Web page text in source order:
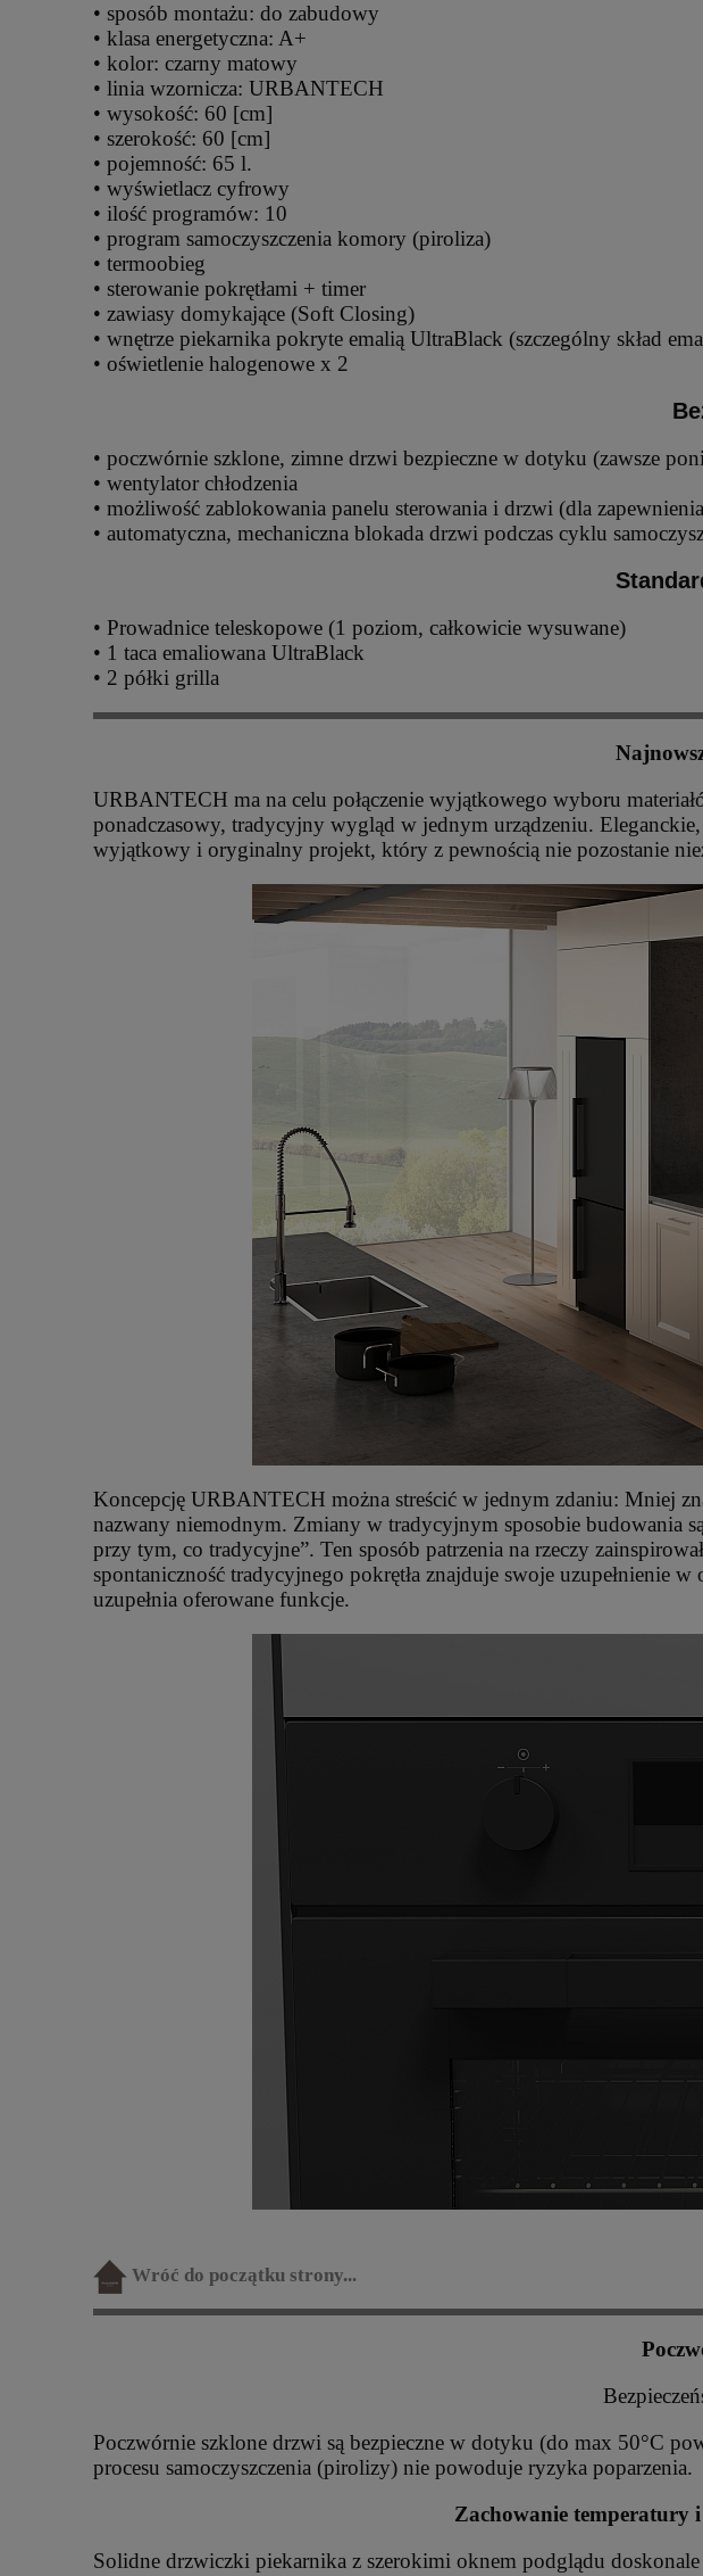
• sposób montażu: do zabudowy
• klasa energetyczna: A+
• kolor: czarny matowy
• linia wzornicza: URBANTECH
• wysokość: 60 [cm]
• szerokość: 60 [cm]
• pojemność: 65 l.
• wyświetlacz cyfrowy
• ilość programów: 10
• program samoczyszczenia komory (piroliza)
• termoobieg
• sterowanie pokrętłami + timer
• zawiasy domykające (Soft Closing)
• wnętrze piekarnika pokryte emalią UltraBlack (szczególny skład
• oświetlenie halogenowe x 2
• poczwórnie szklone, zimne drzwi bezpieczne w dotyku (zawsze
• wentylator chłodzenia
• możliwość zablokowania panelu sterowania i drzwi (dla
• automatyczna, mechaniczna blokada drzwi podczas cyklu
• Prowadnice teleskopowe (1 poziom, całkowicie wysuwane)
• 1 taca emaliowana UltraBlack
• 2 półki grilla
URBANTECH ma na celu połączenie wyjątkowego wyboru
ponadczasowy, tradycyjny wygląd w jednym urządzeniu.
wyjątkowy i oryginalny projekt, który z pewnością nie pozostanie
Koncepcję URBANTECH można streścić w jednym zdaniu: Mniej
nazwany niemodnym. Zmiany w tradycyjnym sposobie budowania
przy tym, co tradycyjne”. Ten sposób patrzenia na rzeczy
spontaniczność tradycyjnego pokrętła znajduje swoje uzupełnienie
uzupełnia oferowane funkcje.
Wróć do początku strony...
Poczwórnie szklone drzwi są bezpieczne w dotyku (do max 50°C
procesu samoczyszczenia (pirolizy) nie powoduje ryzyka poparzenia.
Zachowanie temperatury
Solidne drzwiczki piekarnika z szerokimi oknem podglądu